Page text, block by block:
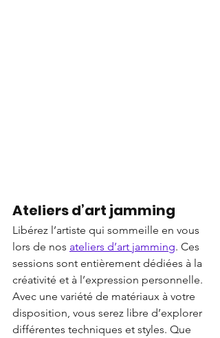
Ateliers d’art jamming
Libérez l’artiste qui sommeille en vous
lors de nos ateliers d’art jamming. Ces
sessions sont entièrement dédiées à la
créativité et à l’expression personnelle.
Avec une variété de matériaux à votre
disposition, vous serez libre d’explorer
différentes techniques et styles. Que